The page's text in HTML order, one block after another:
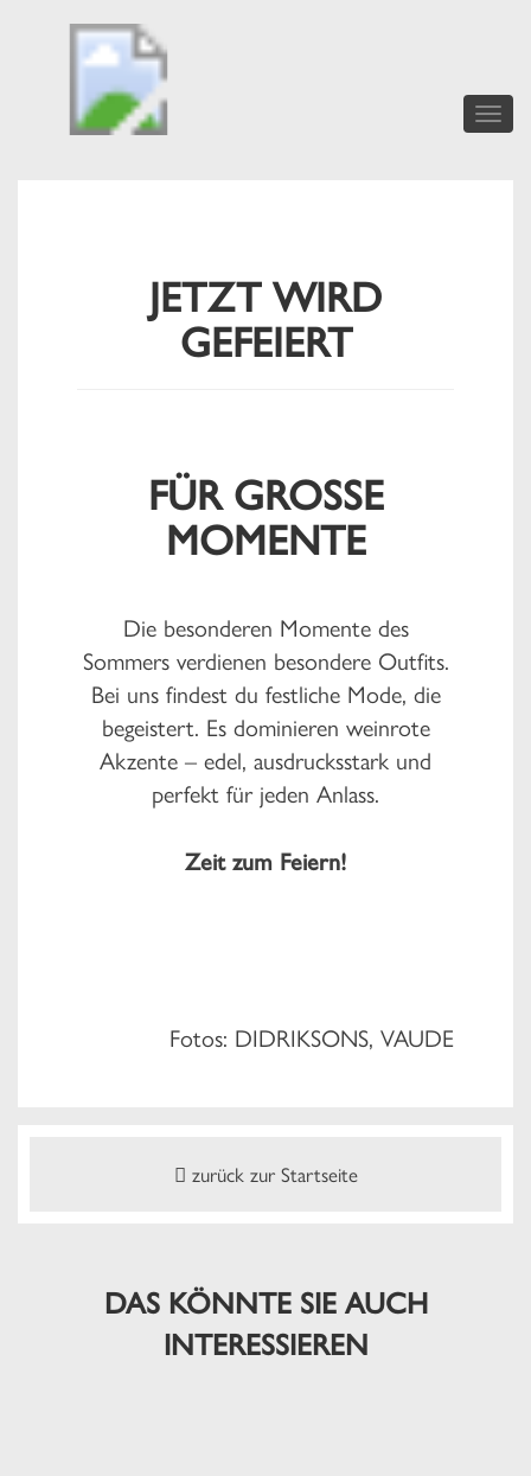
Toggle
JETZT WIRD
GEFEIERT
FÜR GROSSE
MOMENTE
Die besonderen Momente des
Sommers verdienen besondere Outfits.
Bei uns findest du festliche Mode, die
begeistert. Es dominieren weinrote
Akzente – edel, ausdrucksstark und
perfekt für jeden Anlass.
Zeit zum Feiern!
Fotos: DIDRIKSONS, VAUDE
zurück zur Startseite
DAS KÖNNTE SIE AUCH
INTERESSIEREN